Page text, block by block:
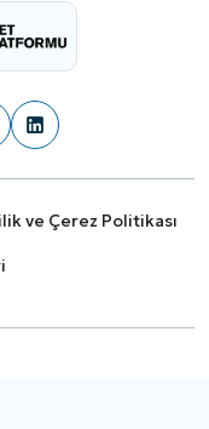
ve Çerez Politikası